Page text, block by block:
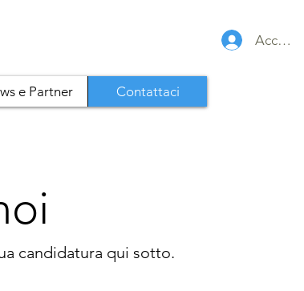
Accedi
e Partner Contattaci
candidatura qui sotto.